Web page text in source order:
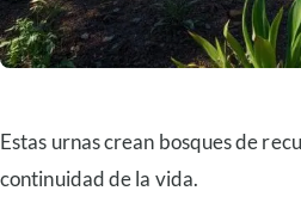
Estas urnas crean bosques de
continuidad de la vida.